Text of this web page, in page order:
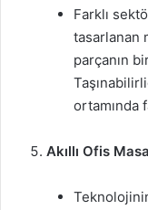
Farklı
tasarlanan
parçanın
ortamında
Akıllı Ofis